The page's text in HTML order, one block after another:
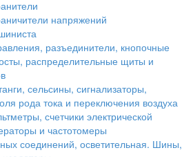
напряжений
разъединители, кнопочные
распределительные щиты и
сельсины, сигнализаторы,
рода тока и переключения воздуха
счетчики электрической
и частотомеры
соединений, осветительная. Шины,